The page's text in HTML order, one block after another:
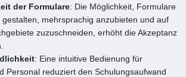
der Formulare: Die Möglichkeit, Formulare
gestalten, mehrsprachig anzubieten und auf
zuzuschneiden, erhöht die Akzeptanz
: Eine intuitive Bedienung für
Personal reduziert den Schulungsaufwand